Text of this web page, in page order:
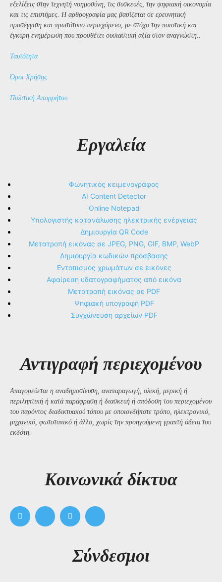
εξελίξεις στην τεχνητή νοημοσύνη, τις συσκευές, την ψηφιακή οικονομία
και τις επιστήμες. Η αρθρογραφία μας βασίζεται σε ερευνητική
προσέγγιση και πρωτότυπο περιεχόμενο, με στόχο την ποιοτική και
έγκυρη ενημέρωση που προσθέτει ουσιαστική αξία στον αναγνώστη..
Ταυτότητα
Όροι Χρήσης
Πολιτική Απορρήτου
Εργαλεία
Φωνητικός κειμενογράφος
AI Content Detector
Online Notepad
Υπολογιστής κατανάλωσης ηλεκτρικής ενέργειας
Δημιουργία QR Code
Μετατροπή εικόνας σε JPEG, PNG, GIF, BMP, WebP
Δημιουργία κωδικών πρόσβασης
Εντοπισμός χρωμάτων σε εικόνες
Αφαίρεση υδατογραφήματος από εικόνα
Μετατροπή εικόνας σε PDF
Ψηφιακή υπογραφή PDF
Συγχώνευση αρχείων PDF
Αντιγραφή περιεχομένου
Απαγορεύεται η αναδημοσίευση, αναπαραγωγή, ολική, μερική ή
περιληπτική ή κατά παράφραση ή διασκευή ή απόδοση του περιεχομένου
του παρόντος διαδικτυακού τόπου με οποιονδήποτε τρόπο, ηλεκτρονικό,
μηχανικό, φωτοτυπικό ή άλλο, χωρίς την προηγούμενη γραπτή άδεια του
εκδότη.
Kοινωνικά δίκτυα
Σύνδεσμοι